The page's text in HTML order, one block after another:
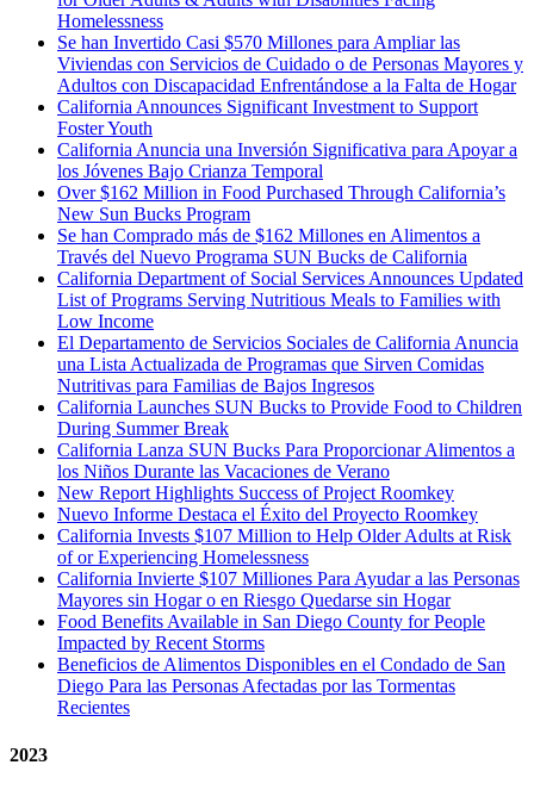
Homelessness
Se han Invertido Casi $570 Millones para Ampliar las
Viviendas con Servicios de Cuidado o de Personas Mayores y
Adultos con Discapacidad Enfrentándose a la Falta de Hogar
California Announces Significant Investment to Support
Foster Youth
California Anuncia una Inversión Significativa para Apoyar a
los Jóvenes Bajo Crianza Temporal
Over $162 Million in Food Purchased Through California’s
New Sun Bucks Program
Se han Comprado más de $162 Millones en Alimentos a
Través del Nuevo Programa SUN Bucks de California
California Department of Social Services Announces Updated
List of Programs Serving Nutritious Meals to Families with
Low Income
El Departamento de Servicios Sociales de California Anuncia
una Lista Actualizada de Programas que Sirven Comidas
Nutritivas para Familias de Bajos Ingresos
California Launches SUN Bucks to Provide Food to Children
During Summer Break
California Lanza SUN Bucks Para Proporcionar Alimentos a
los Niños Durante las Vacaciones de Verano
New Report Highlights Success of Project Roomkey
Nuevo Informe Destaca el Éxito del Proyecto Roomkey
California Invests $107 Million to Help Older Adults at Risk
of or Experiencing Homelessness
California Invierte $107 Milliones Para Ayudar a las Personas
Mayores sin Hogar o en Riesgo Quedarse sin Hogar
Food Benefits Available in San Diego County for People
Impacted by Recent Storms
Beneficios de Alimentos Disponibles en el Condado de San
Diego Para las Personas Afectadas por las Tormentas
Recientes
2023